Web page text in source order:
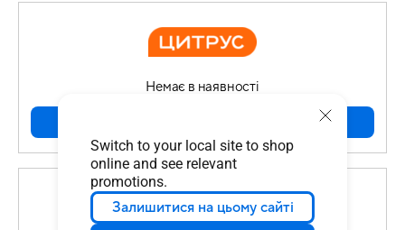
Switch to your local site to shop
online and see relevant
promotions.
Залишитися на цьому сайті
Немає в наявності